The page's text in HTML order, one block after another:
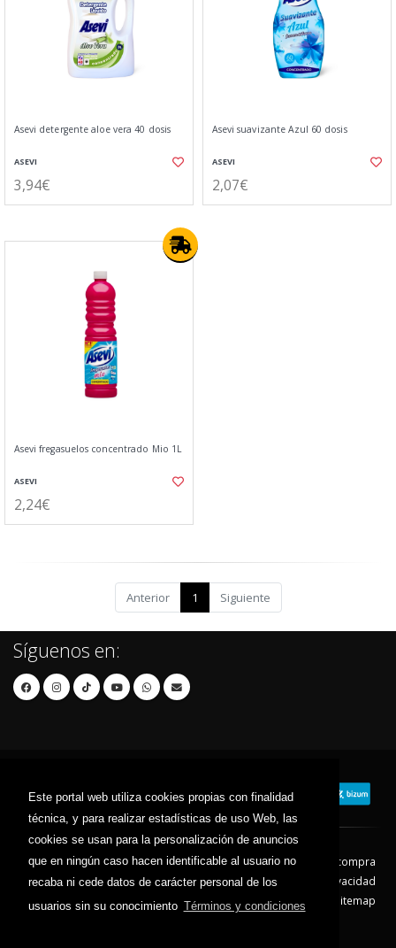
Este portal web utiliza cookies propias con finalidad
técnica, y para realizar estadísticas de uso Web, las
cookies se usan para la personalización de anuncios
que en ningún caso hacen identificable al usuario no
recaba ni cede datos de carácter personal de los
usuarios sin su conocimiento Términos y condiciones
Asevi detergente aloe vera 40 dosis
ASEVI
3,94€
Asevi suavizante Azul 60 dosis
ASEVI
2,07€
Asevi fregasuelos concentrado Mio 1L
ASEVI
2,24€
Anterior 1 Siguiente
Síguenos en:
Contacto Aviso Legal
Condiciones de compra
Política de envíos
Política de devolución
Política de Privacidad
Política de Cookies
Sitemap